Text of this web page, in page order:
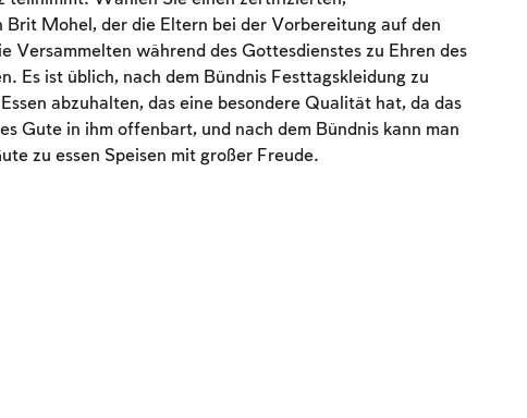
Mohel, der die Eltern bei der Vorbereitung auf den
Versammelten während des Gottesdienstes zu Ehren des
Es ist üblich, nach dem Bündnis Festtagskleidung zu
abzuhalten, das eine besondere Qualität hat, da das
Gute in ihm offenbart, und nach dem Bündnis kann man
zu essen Speisen mit großer Freude.